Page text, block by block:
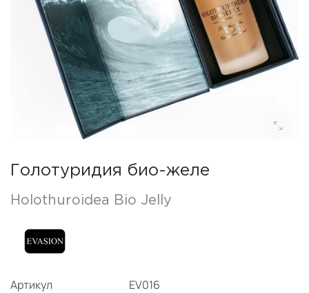
Голотуридия био-желе
Holothuroidea Bio Jelly
Артикул
EV016